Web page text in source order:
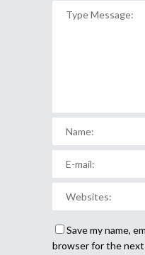
Save my name,
browser for the